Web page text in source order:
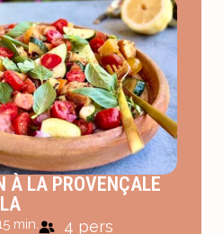
À LA PROVENÇALE
min. 4 pers